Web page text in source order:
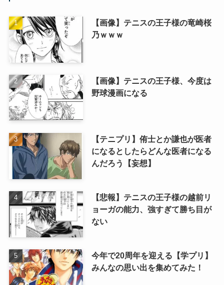
【画像】テニスの王子様の竜崎桜
乃ｗｗｗ
【画像】テニスの王子様、今度は
野球漫画になる
【テニプリ】侑士とか謙也が医者
になるとしたらどんな医者になる
んだろう【妄想】
【悲報】テニスの王子様の越前リ
ョーガの能力、強すぎて勝ち目が
ない
今年で20周年を迎える【学プリ】
みんなの思い出を集めてみた！